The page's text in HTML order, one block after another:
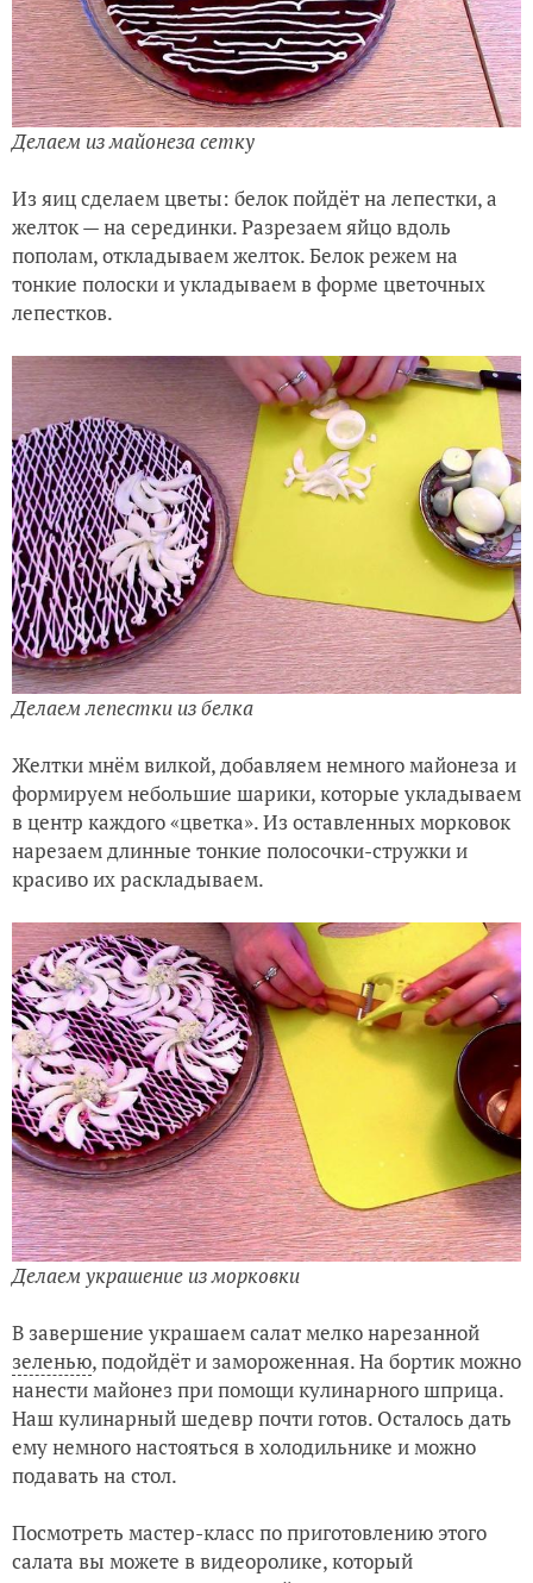
Делаем из майонеза сетку
Из яиц сделаем цветы: белок пойдёт на лепестки, а
желток — на серединки. Разрезаем яйцо вдоль
пополам, откладываем желток. Белок режем на
тонкие полоски и укладываем в форме цветочных
лепестков.
Делаем лепестки из белка
Желтки мнём вилкой, добавляем немного майонеза и
формируем небольшие шарики, которые укладываем
в центр каждого «цветка». Из оставленных морковок
нарезаем длинные тонкие полосочки-стружки и
красиво их раскладываем.
Делаем украшение из морковки
В завершение украшаем салат мелко нарезанной
зеленью, подойдёт и замороженная. На бортик можно
нанести майонез при помощи кулинарного шприца.
Наш кулинарный шедевр почти готов. Осталось дать
ему немного настояться в холодильнике и можно
подавать на стол.
Посмотреть мастер-класс по приготовлению этого
салата вы можете в видеоролике, который